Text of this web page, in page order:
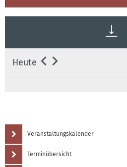
Heute
Veranstaltungskalender
Terminübersicht